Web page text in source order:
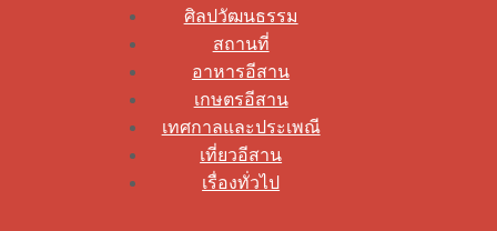
ศิลปวัฒนธรรม
สถานที่
อาหารอีสาน
เกษตรอีสาน
เทศกาลและประเพณี
เที่ยวอีสาน
เรื่องทั่วไป